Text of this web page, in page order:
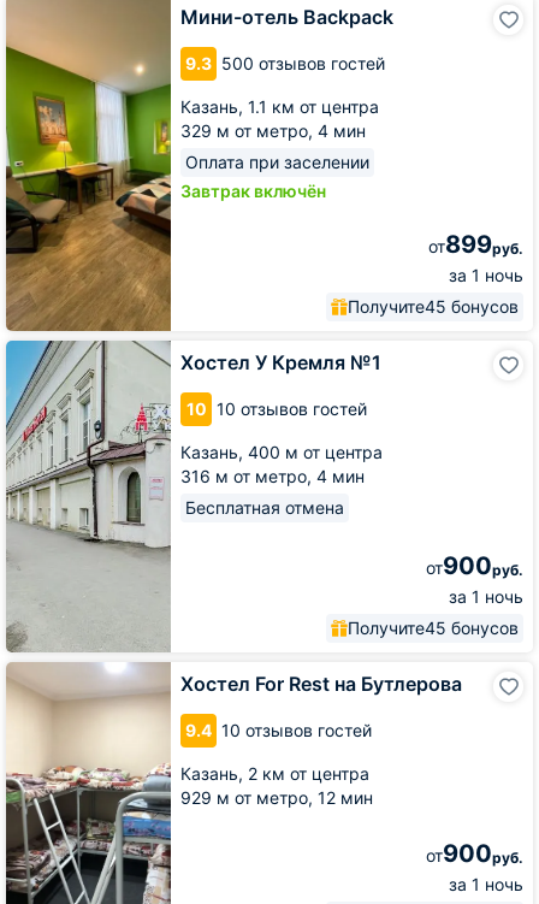
Мини-отель Backpack
9.3 500 отзывов гостей
Казань, 1.1 км от центра
329 м от метро, 4 мин
Оплата при заселении
Завтрак включён
от899руб.
за 1 ночь
Получите45 бонусов
Backpack
Хостел У Кремля №1
10 10 отзывов гостей
Казань, 400 м от центра
316 м от метро, 4 мин
Бесплатная отмена
от900руб.
за 1 ночь
Получите45 бонусов
Хостел
Кремля
№1
Хостел For Rest на Бутлерова
9.4 10 отзывов гостей
Казань, 2 км от центра
929 м от метро, 12 мин
от900руб.
за 1 ночь
Хостел
For